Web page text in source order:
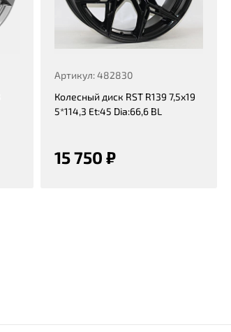
Артикул: 482830
Колесный диск RST R139 7,5x19
5*114,3 Et:45 Dia:66,6 BL
15 750 ₽